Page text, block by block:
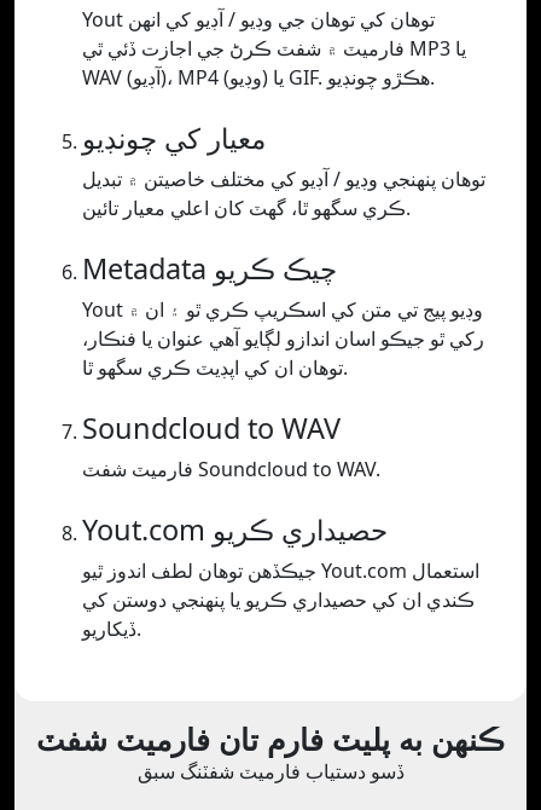
Yout توهان کي توهان جي وڊيو / آڊيو کي انهن
فارميٽ ۾ شفٽ ڪرڻ جي اجازت ڏئي ٿي MP3 يا
WAV (آڊيو)، MP4 (وڊيو) يا GIF. ھڪڙو چونڊيو.
معيار کي چونڊيو
توھان پنھنجي وڊيو / آڊيو کي مختلف خاصيتن ۾ تبديل
ڪري سگھو ٿا، گھٽ کان اعلي معيار تائين.
Metadata چيڪ ڪريو
Yout وڊيو پيج تي متن کي اسڪريپ ڪري ٿو ۽ ان ۾
رکي ٿو جيڪو اسان اندازو لڳايو آهي عنوان يا فنڪار،
توهان ان کي اپڊيٽ ڪري سگهو ٿا.
Soundcloud to WAV
فارميٽ شفٽ Soundcloud to WAV.
Yout.com حصيداري ڪريو
جيڪڏھن توھان لطف اندوز ٿيو Yout.com استعمال
ڪندي ان کي حصيداري ڪريو يا پنھنجي دوستن کي
ڏيکاريو.
ڪنهن به پليٽ فارم تان فارميٽ شفٽ
ڏسو دستياب فارميٽ شفٽنگ سبق